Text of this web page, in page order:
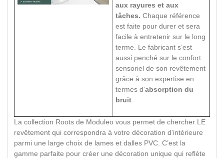
aux rayures et aux
tâches. Chaque référence
est faite pour durer et sera
facile à entretenir sur le long
terme. Le fabricant s’est
aussi penché sur le confort
sensoriel de son revêtement
grâce à son expertise en
termes d’absorption du
bruit
La collection Roots de Moduleo vous permet de chercher LE
revêtement qui correspondra à votre décoration d’intérieure
parmi une large choix de lames et dalles PVC. C’est la
gamme parfaite pour créer une décoration unique qui reflète